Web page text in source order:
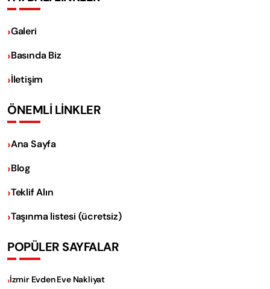
Galeri
Basında Biz
İletişim
ÖNEMLİ LİNKLER
Ana Sayfa
Blog
Teklif Alın
Taşınma listesi (ücretsiz)
POPÜLER SAYFALAR
İzmir Evden Eve Nakliyat